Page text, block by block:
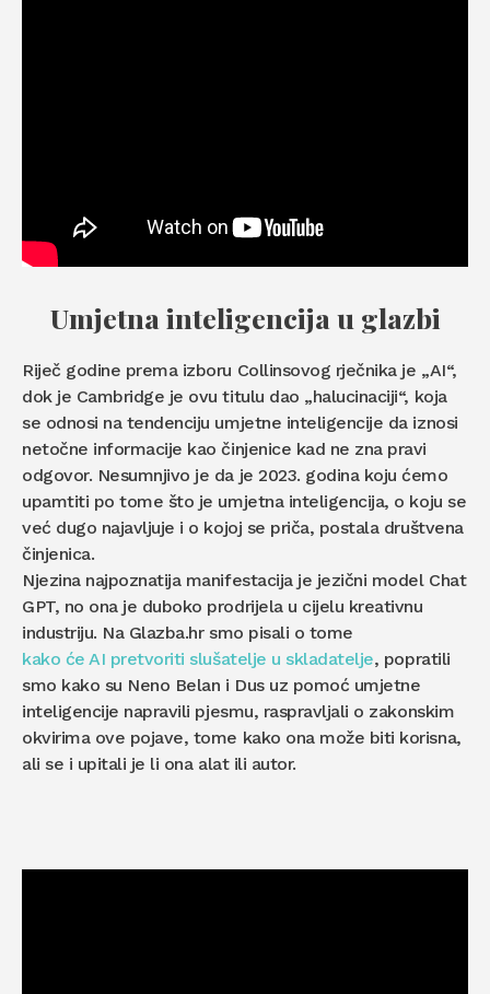
Umjetna inteligencija u glazbi
Riječ godine prema izboru Collinsovog rječnika je „AI“,
dok je Cambridge je ovu titulu dao „halucinaciji“, koja
se odnosi na tendenciju umjetne inteligencije da iznosi
netočne informacije kao činjenice kad ne zna pravi
odgovor. Nesumnjivo je da je 2023. godina koju ćemo
upamtiti po tome što je umjetna inteligencija, o koju se
već dugo najavljuje i o kojoj se priča, postala društvena
činjenica.
Njezina najpoznatija manifestacija je jezični model Chat
GPT, no ona je duboko prodrijela u cijelu kreativnu
industriju. Na Glazba.hr smo pisali o tome
kako će AI pretvoriti slušatelje u skladatelje, popratili
smo kako su Neno Belan i Dus uz pomoć umjetne
inteligencije napravili pjesmu, raspravljali o zakonskim
okvirima ove pojave, tome kako ona može biti korisna,
ali se i upitali je li ona alat ili autor.